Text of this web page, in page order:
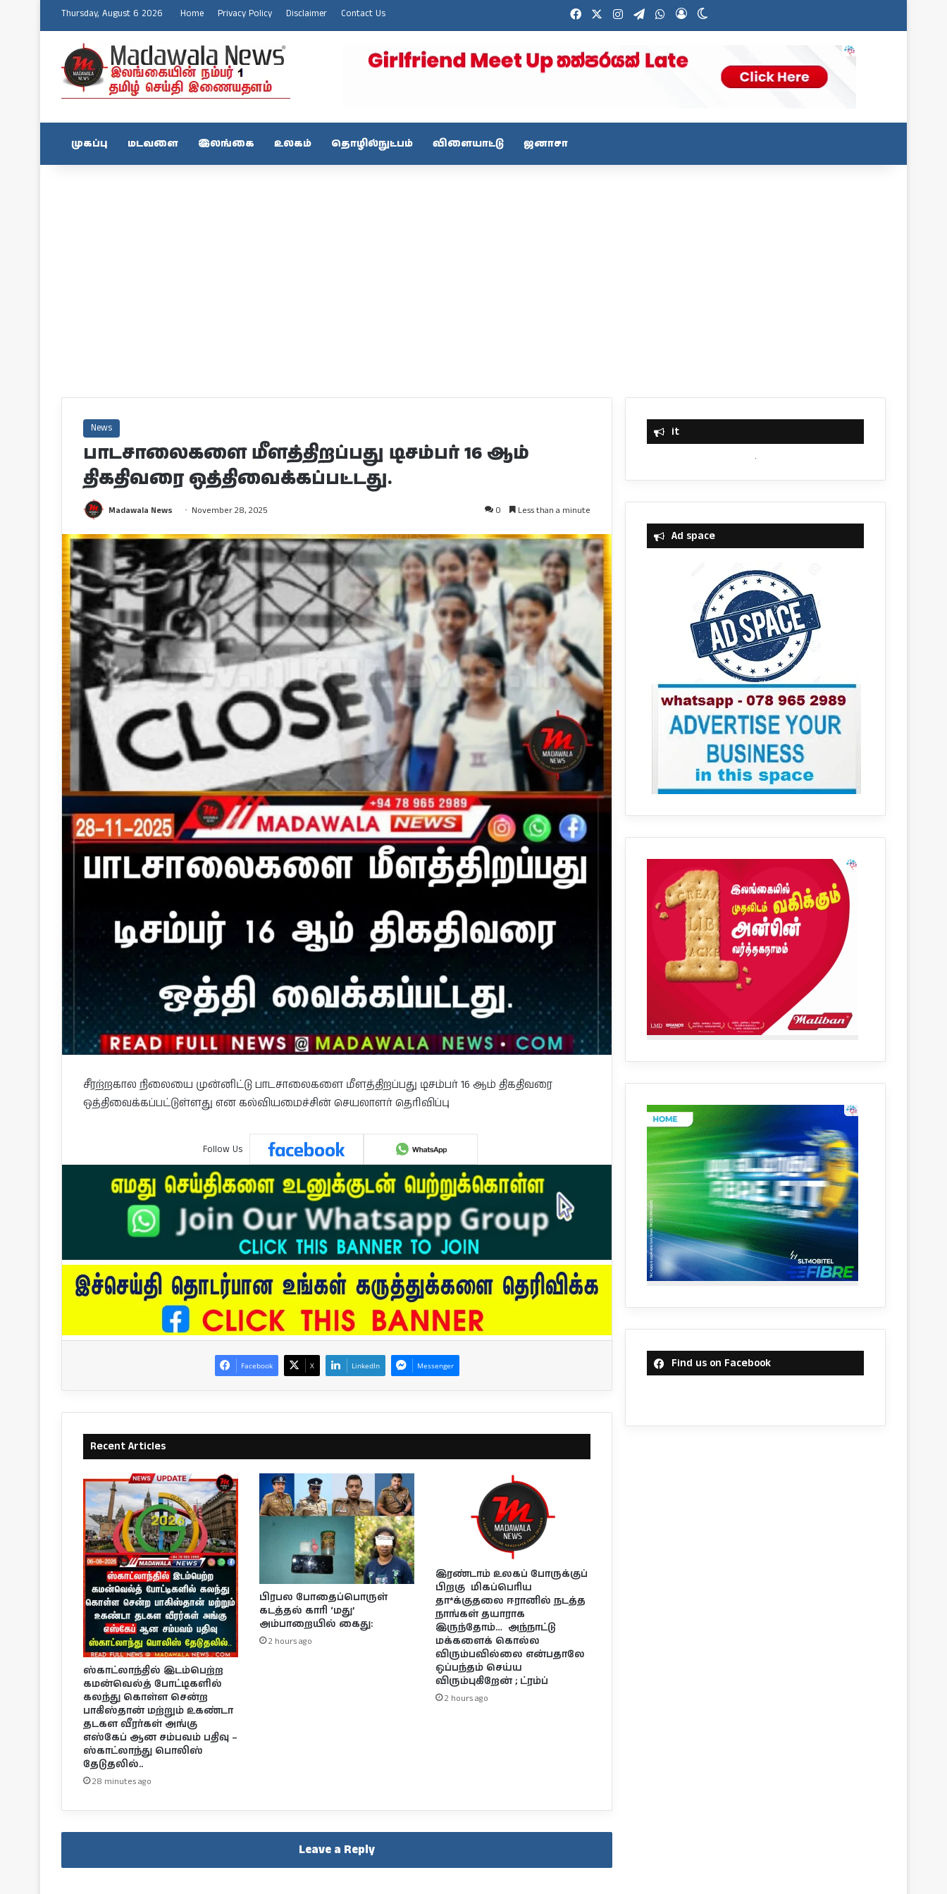
Thursday, August 6 2026 Home Privacy Policy Disclaimer Contact Us FacebookInstagramTelegramWhatsApp
Log In
முகப்பு மடவளை இலங்கை உலகம் தொழில்நுட்பம் விளையாட்டு ஜனாசா
News
பாடசாலைகளை மீளத்திறப்பது டிசம்பர் 16 ஆம்
திகதிவரை ஒத்திவைக்கப்பட்டது.
Madawala News November 28, 2025 0 Less than a minute
சீரற்றகால நிலையை முன்னிட்டு பாடசாலைகளை மீளத்திறப்பது டிசம்பர் 16 ஆம் திகதிவரை
ஒத்திவைக்கப்பட்டுள்ளது என கல்வியமைச்சின் செயலாளர் தெரிவிப்பு
Follow Us
Facebook X LinkedIn Messenger
Recent Articles
ஸ்காட்லாந்தில் இடம்பெற்ற
கமன்வெல்த் போட்டிகளில்
கலந்து கொள்ள சென்ற
பாகிஸ்தான் மற்றும் உகண்டா
தடகள வீரர்கள் அங்கு
எஸ்கேப் ஆன சம்பவம் பதிவு –
ஸ்காட்லாந்து பொலிஸ்
தேடுதலில்..
28 minutes ago
பிரபல போதைப்பொருள்
கடத்தல் காரி ‘மது’
அம்பாறையில் கைது:
2 hours ago
இரண்டாம் உலகப் போருக்குப்
பிறகு மிகப்பெரிய
தா*க்குதலை ஈரானில் நடத்த
நாங்கள் தயாராக
இருந்தோம்… அந்நாட்டு
மக்களைக் கொல்ல
விரும்பவில்லை என்பதாலே
ஒப்பந்தம் செய்ய
விரும்புகிறேன் ; ட்ரம்ப்
2 hours ago
Leave a Reply
it
Ad space
Find us on Facebook